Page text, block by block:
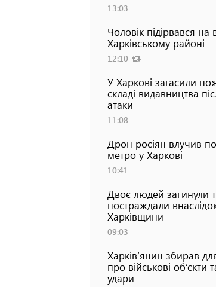
13:03
Чоловік підірвався на
Харківському районі
12:10
У Харкові загасили
складі видавництва
атаки
11:08
Дрон росіян влучив
метро у Харкові
10:41
Двоє людей загинули
постраждали
Харківщини
09:03
Харків’янин збирав
про військові об’єкти
удари